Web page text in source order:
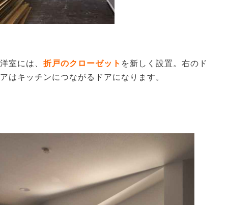
洋室には、 折戸のクローゼット を新しく設置。右のド
アはキッチンにつながるドアになります。